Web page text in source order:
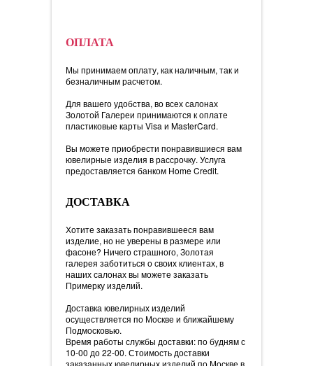
ОПЛАТА
Мы принимаем оплату, как наличным, так и
безналичным расчетом.
Для вашего удобства, во всех салонах
Золотой Галереи принимаются к оплате
пластиковые карты Visa и MasterCard.
Вы можете приобрести понравившиеся вам
ювелирные изделия в рассрочку. Услуга
предоставляется банком Home Credit.
ДОСТАВКА
Хотите заказать понравившееся вам
изделие, но не уверены в размере или
фасоне? Ничего страшного, Золотая
галерея заботиться о своих клиентах, в
наших салонах вы можете заказать
Примерку изделий.
Доставка ювелирных изделий
осуществляется по Москве и ближайшему
Подмосковью.
Время работы службы доставки: по будням с
10-00 до 22-00. Стоимость доставки
заказанных ювелирных изделий по Москве в